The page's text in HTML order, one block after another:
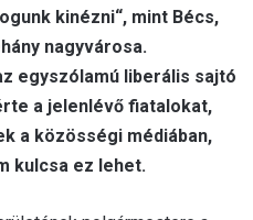
kinézni“, mint Bécs,
nagyvárosa.
egyszólamú liberális sajtó
a jelenlévő fiatalokat,
a közösségi médiában,
kulcsa ez lehet.